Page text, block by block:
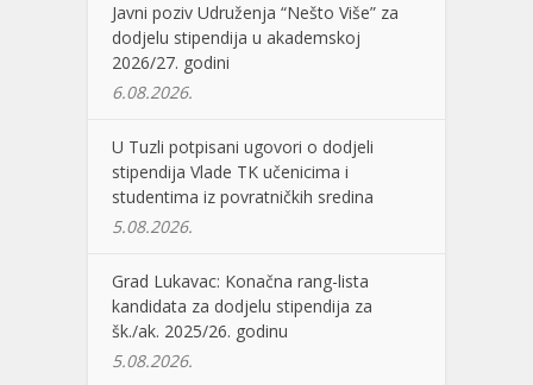
Javni poziv Udruženja “Nešto Više” za
dodjelu stipendija u akademskoj
2026/27. godini
6.08.2026.
U Tuzli potpisani ugovori o dodjeli
stipendija Vlade TK učenicima i
studentima iz povratničkih sredina
5.08.2026.
Grad Lukavac: Konačna rang-lista
kandidata za dodjelu stipendija za
šk./ak. 2025/26. godinu
5.08.2026.